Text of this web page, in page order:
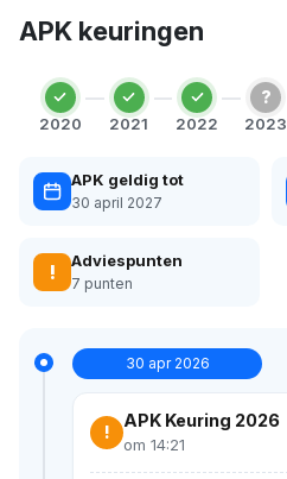
APK keuringen
2020 2021 2022
?
2023
APK geldig tot
30 april 2027
! Adviespunten
7 punten
30 apr 2026
!
APK Keuring 2026
om 14:21